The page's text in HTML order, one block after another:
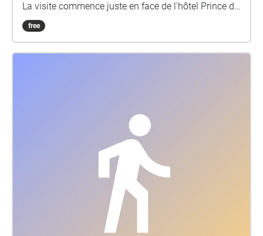
La visite commence juste en face de l'hôtel Prince de
Galles, dos à la mer, sur la Promenade du Soleil.
free